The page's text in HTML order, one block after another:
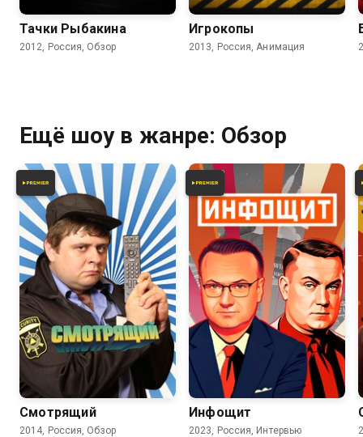
Тачки Рыбакина
2012, Россия, Обзор
Игрокопы
2013, Россия, Анимация
Ещё шоу в жанре: Обзор
5.9
Смотрящий
2014, Россия, Обзор
Инфощит
2023, Россия, Интервью